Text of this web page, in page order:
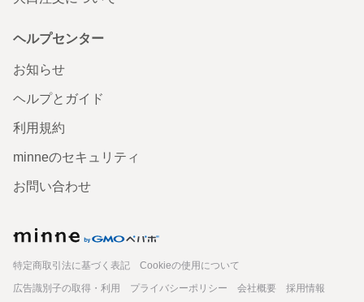
ヘルプセンター
お知らせ
ヘルプとガイド
利用規約
minneのセキュリティ
お問い合わせ
特定商取引法に基づく表記
Cookieの使用について
広告識別子の取得・利用
プライバシーポリシー 会社概要
採用情報